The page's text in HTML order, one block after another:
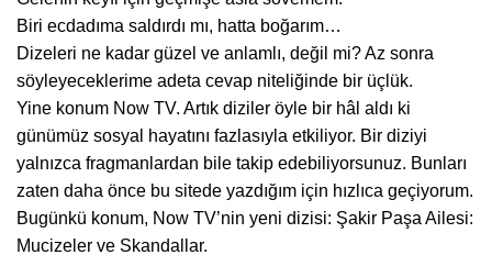
Biri ecdadıma saldırdı mı, hatta boğarım…
Dizeleri ne kadar güzel ve anlamlı, değil mi? Az sonra
söyleyeceklerime adeta cevap niteliğinde bir üçlük.
Yine konum Now TV. Artık diziler öyle bir hâl aldı ki
günümüz sosyal hayatını fazlasıyla etkiliyor. Bir diziyi
yalnızca fragmanlardan bile takip edebiliyorsunuz. Bunları
zaten daha önce bu sitede yazdığım için hızlıca geçiyorum.
Bugünkü konum, Now TV’nin yeni dizisi: Şakir Paşa Ailesi:
Mucizeler ve Skandallar.